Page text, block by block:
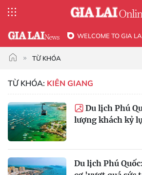
WELCOME TO GIA
TỪ KHÓA
TỪ KHÓA: KIÊN GIANG
Du lịch Phú
lượng khách kỷ
Du lịch Phú